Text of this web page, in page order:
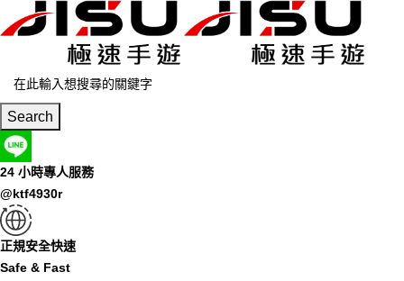
Search
24 小時專人服務
@ktf4930r
正規安全快速
Safe & Fast